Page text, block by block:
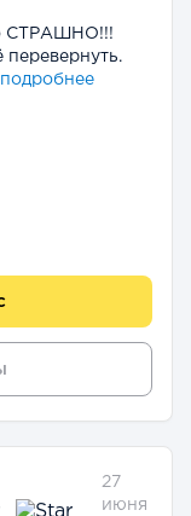
СТРАШНО!!!
перевернуть.
подробнее
27
июня